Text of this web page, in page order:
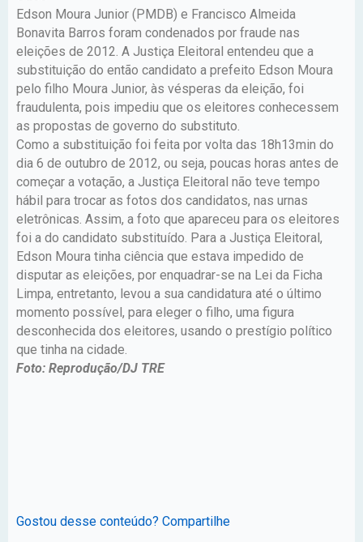
Edson Moura Junior (PMDB) e Francisco Almeida
Bonavita Barros foram condenados por fraude nas
eleições de 2012. A Justiça Eleitoral entendeu que a
substituição do então candidato a prefeito Edson Moura
pelo filho Moura Junior, às vésperas da eleição, foi
fraudulenta, pois impediu que os eleitores conhecessem
as propostas de governo do substituto.
Como a substituição foi feita por volta das 18h13min do
dia 6 de outubro de 2012, ou seja, poucas horas antes de
começar a votação, a Justiça Eleitoral não teve tempo
hábil para trocar as fotos dos candidatos, nas urnas
eletrônicas. Assim, a foto que apareceu para os eleitores
foi a do candidato substituído. Para a Justiça Eleitoral,
Edson Moura tinha ciência que estava impedido de
disputar as eleições, por enquadrar-se na Lei da Ficha
Limpa, entretanto, levou a sua candidatura até o último
momento possível, para eleger o filho, uma figura
desconhecida dos eleitores, usando o prestígio político
que tinha na cidade.
Foto: Reprodução/DJ TRE
Gostou desse conteúdo? Compartilhe